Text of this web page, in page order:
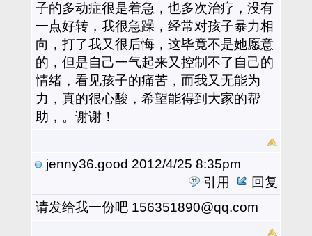
子的多动症很是着急，也多次治疗，没有
一点好转，我很急躁，经常对孩子暴力相
向，打了我又很后悔，这毕竟不是她愿意
的，但是自己一气起来又控制不了自己的
情绪，看见孩子的痛苦，而我又无能为
力，真的很心酸，希望能得到大家的帮
助，。谢谢！
jenny36.good 2012/4/25 8:35pm
引用
回复
请发给我一份吧 156351890@qq.com